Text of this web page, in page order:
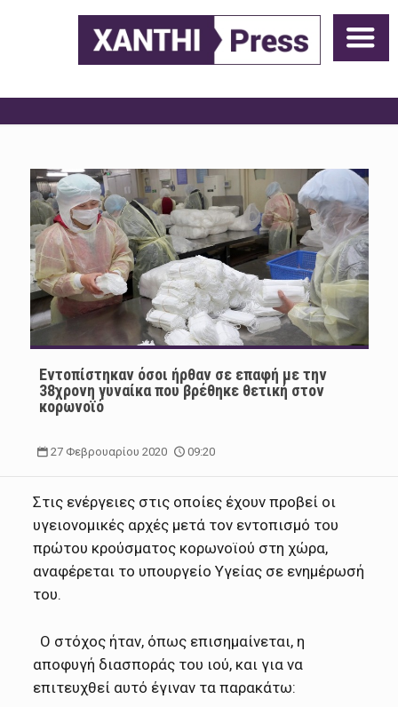
Εντοπίστηκαν όσοι ήρθαν σε επαφή με την
38χρονη γυναίκα που βρέθηκε θετική στον
κορωνοϊό
27 Φεβρουαρίου 2020 09:20
Στις ενέργειες στις οποίες έχουν προβεί οι
υγειονομικές αρχές μετά τον εντοπισμό του
πρώτου κρούσματος κορωνοϊού στη χώρα,
αναφέρεται το υπουργείο Υγείας σε ενημέρωσή
του.
Ο στόχος ήταν, όπως επισημαίνεται, η
αποφυγή διασποράς του ιού, και για να
επιτευχθεί αυτό έγιναν τα παρακάτω: